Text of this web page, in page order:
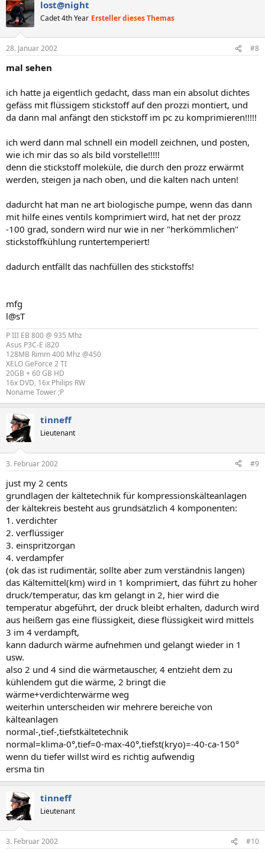
lost@night
Cadet 4th Year Ersteller dieses Themas
28. Januar 2002 #8
mal sehen
ich hatte ja eigentlich gedacht, dass man ein absolut dichtes
gefäss mit flüssigem stickstoff auf den prozzi montiert, und
da dann mal anfängt den stickstoff im pc zu komprimieren!!!!!
ich werd dann mal schnell ein modell zeichnen, und posten,
wie ich mir das so als bild vorstelle!!!!!
denn die stickstoff moleküle, die durch den prozz erwärmt
werden, steigen ja nach oben, und die kalten nach unten!
dadurcht hat man ne art biologische pumpe, wenn das dann
mit hilfe eines ventils komprimiert wird, hat net der prozz
-100 grad, sondern wird nur wie in ner "herkömmlichen"
stickstoffkühlung runtertemperiert!
dadurch entfällt das nachfüllen des stickstoffs!
mfg
l@sT
P III EB 800 @ 935 Mhz
Asus P3C-E i820
128MB Rimm 400 Mhz @450
XELO GeForce 2 TI
20GB + 60 GB HD
16x DVD, 16x Philips RW
Noname Tower ;P
tinneff
Lieutenant
3. Februar 2002 #9
just my 2 cents
grundlagen der kältetechnik für kompressionskälteanlagen
der kältekreis besteht aus grundsätzlich 4 komponenten:
1. verdichter
2. verflüssiger
3. einspritzorgan
4. verdampfer
(ok das ist rudimentär, sollte aber zum verständnis langen)
das Kältemittel(km) wird in 1 komprimiert, das führt zu hoher
druck/temperatur, das km gelangt in 2, hier wird die
temperatur abgeführt, der druck bleibt erhalten, dadurch wird
aus heißem gas eine flüssigkeit, diese flüssigkeit wird mittels
3 im 4 verdampft,
kann dadurch wärme aufnehmen und gelangt wieder in 1
usw.
also 2 und 4 sind die wärmetauscher, 4 entzieht dem zu
kühlendem gut die wärme, 2 bringt die
wärme+verdichterwärme weg
weiterhin unterscheiden wir mehrere bereiche von
kälteanlagen
normal-,tief-,tiefstkältetechnik
normal=klima-0°,tief=0-max-40°,tiefst(kryo)=-40-ca-150°
wenn du tiefer willst wird es richtig aufwendig
ersma tin
tinneff
Lieutenant
3. Februar 2002 #10